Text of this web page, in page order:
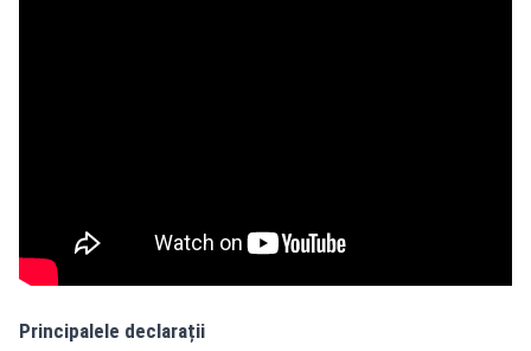
Principalele declarații